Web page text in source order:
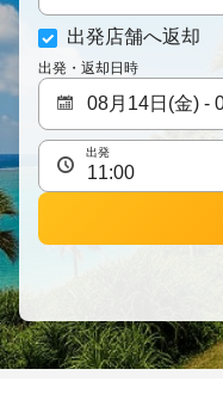
出発店舗へ返却
出発・返却日時
出発